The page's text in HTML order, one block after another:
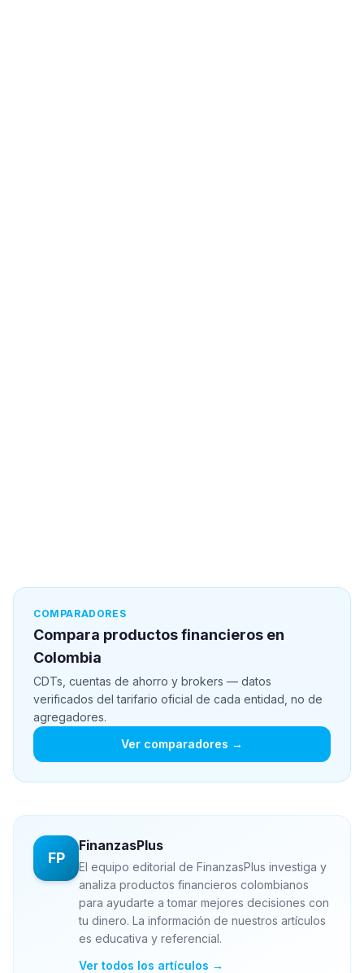
COMPARADORES
Compara productos financieros en
Colombia
CDTs, cuentas de ahorro y brokers — datos
verificados del tarifario oficial de cada entidad, no de
agregadores.
Ver comparadores →
FP
FinanzasPlus
El equipo editorial de FinanzasPlus investiga y
analiza productos financieros colombianos
para ayudarte a tomar mejores decisiones con
tu dinero. La información de nuestros artículos
es educativa y referencial.
Ver todos los artículos →